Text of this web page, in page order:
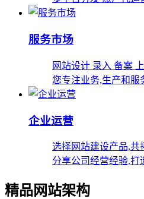
服务市场
网站设计 录入 备案
您专注业务,生产和服
企业运营
选择网站建设产品,共
分享公司经营经验,打
精品网站架构